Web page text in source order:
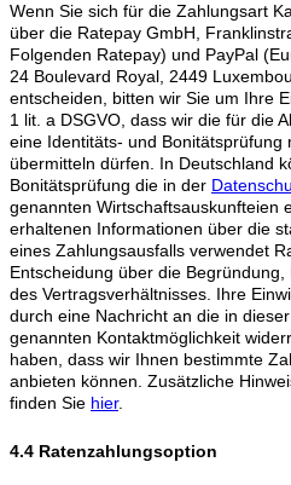
Wenn Sie sich für die Zahlungsart
über die Ratepay GmbH,
Folgenden Ratepay) und PayPal
24 Boulevard Royal, 2449
entscheiden, bitten wir Sie um Ihre
1 lit. a DSGVO, dass wir die für die
eine Identitäts- und
übermitteln dürfen. In Deutschland
Bonitätsprüfung die in der
genannten Wirtschaftsauskunfteien
erhaltenen Informationen über die
eines Zahlungsausfalls verwendet
Entscheidung über die
des Vertragsverhältnisses. Ihre
durch eine Nachricht an die in
genannten Kontaktmöglichkeit
haben, dass wir Ihnen bestimmte
anbieten können. Zusätzliche
finden Sie hier.
4.4 Ratenzahlungsoption